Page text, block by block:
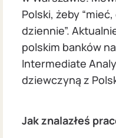
Polski, żeby
dziennie”.
polskim banków
Intermediate
dziewczyną z
Jak znalazłeś